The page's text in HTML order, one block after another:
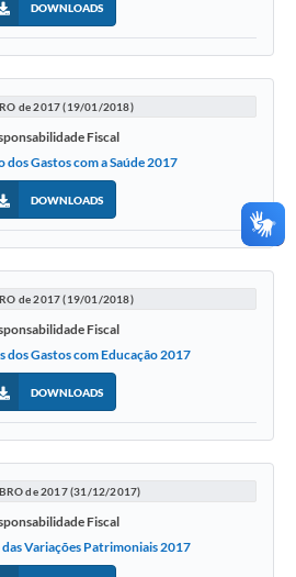
DOWNLOADS
de 2017 (19/01/2018)
Fiscal
Gastos com a Saúde 2017
DOWNLOADS
de 2017 (19/01/2018)
Fiscal
Gastos com Educação 2017
DOWNLOADS
de 2017 (31/12/2017)
Fiscal
Variações Patrimoniais 2017